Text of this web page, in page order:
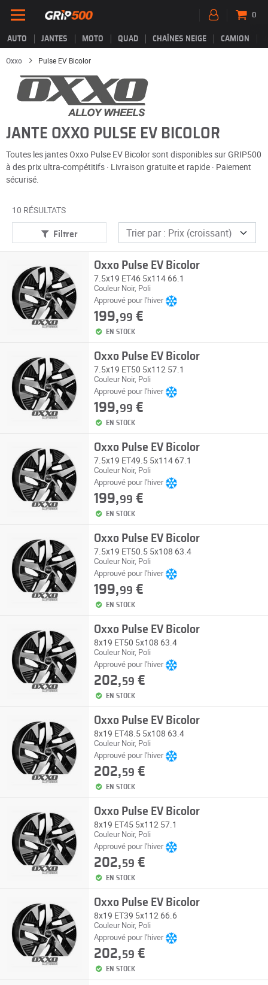
AUTO JANTES MOTO QUAD CHAÎNES NEIGE CAMION
0
Oxxo Pulse EV Bicolor
JANTE OXXO PULSE EV BICOLOR
Toutes les jantes Oxxo Pulse EV Bicolor sont disponibles sur GRIP500
à des prix ultra-compétitifs · Livraison gratuite et rapide · Paiement
sécurisé.
10 RÉSULTATS
Filtrer
Oxxo Pulse EV Bicolor
7.5x19 ET46 5x114 66.1
Couleur Noir, Poli
Approuvé pour l'hiver
199,99 €
EN STOCK
Oxxo Pulse EV Bicolor
7.5x19 ET50 5x112 57.1
Couleur Noir, Poli
Approuvé pour l'hiver
199,99 €
EN STOCK
Oxxo Pulse EV Bicolor
7.5x19 ET49.5 5x114 67.1
Couleur Noir, Poli
Approuvé pour l'hiver
199,99 €
EN STOCK
Oxxo Pulse EV Bicolor
7.5x19 ET50.5 5x108 63.4
Couleur Noir, Poli
Approuvé pour l'hiver
199,99 €
EN STOCK
Oxxo Pulse EV Bicolor
8x19 ET50 5x108 63.4
Couleur Noir, Poli
Approuvé pour l'hiver
202,59 €
EN STOCK
Oxxo Pulse EV Bicolor
8x19 ET48.5 5x108 63.4
Couleur Noir, Poli
Approuvé pour l'hiver
202,59 €
EN STOCK
Oxxo Pulse EV Bicolor
8x19 ET45 5x112 57.1
Couleur Noir, Poli
Approuvé pour l'hiver
202,59 €
EN STOCK
Oxxo Pulse EV Bicolor
8x19 ET39 5x112 66.6
Couleur Noir, Poli
Approuvé pour l'hiver
202,59 €
EN STOCK